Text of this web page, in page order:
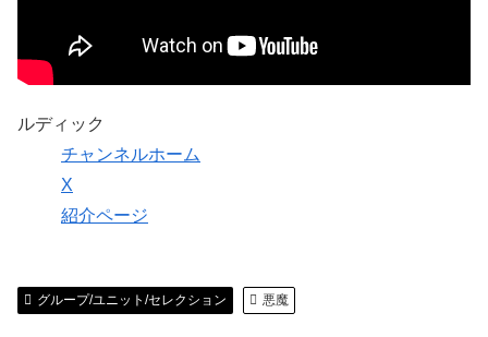
ルディック
チャンネルホーム
X
紹介ページ
グループ/ユニット/セレクション 悪魔